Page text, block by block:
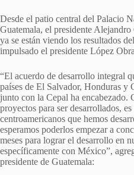
Desde el patio central del Palacio
Guatemala, el presidente
ya se están viendo los resultados
impulsado el presidente López
“El acuerdo de desarrollo integral
países de El Salvador, Honduras y
junto con la Cepal ha encabezado.
proyectos para ser desarrollados,
centroamericanos que hemos
esperamos poderlos empezar a
meses para lograr el desarrollo en
específicamente con México”,
presidente de Guatemala: